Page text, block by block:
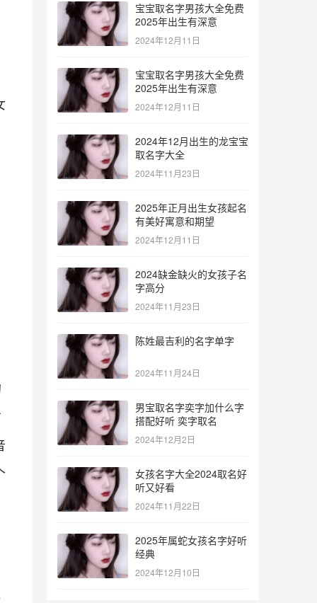
宝宝取名字男孩大全免费
2025年出生有深意
2024年12月11日
宝宝取名字男孩大全免费
2025年出生有深意
2024年12月11日
2024年12月出生的龙宝宝
取名字大全
2024年11月23日
2025年正月出生女孩起名
有美好寓意和期望
2024年12月11日
2024缺金缺火的女孩子名
字高分
2024年11月23日
陈姓最吉利的名字单字
2024年11月24日
男宝取名字奕字加什么字
搭配好听 奕字取名
2024年12月2日
女孩名字大全2024取名好
听又好看
2024年11月22日
2025年属蛇女孩名字好听
经典
2024年12月10日